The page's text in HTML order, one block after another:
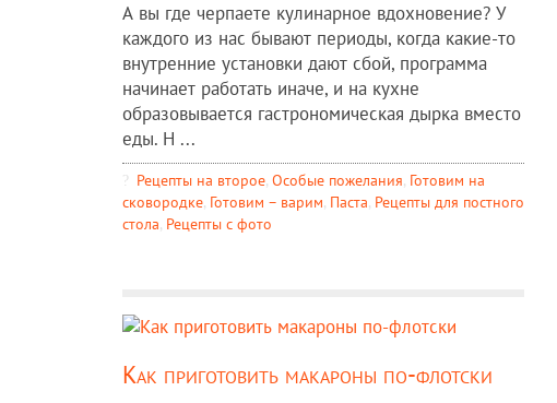
А вы где черпаете кулинарное вдохновение? У
каждого из нас бывают периоды, когда какие-то
внутренние установки дают сбой, программа
начинает работать иначе, и на кухне
образовывается гастрономическая дырка вместо
еды. Н ...
Рецепты на второе, Особые пожелания, Готовим на
сковородке, Готовим – варим, Паста, Рецепты для постного
стола, Рецепты c фото
Как приготовить макароны по-флотски